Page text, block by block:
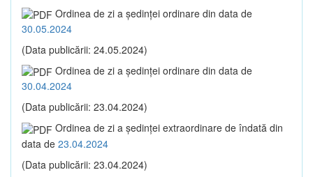
Ordinea de zi a şedinţei ordinare din data de
30.05.2024
(Data publicării: 24.05.2024)
Ordinea de zi a şedinţei ordinare din data de
30.04.2024
(Data publicării: 23.04.2024)
Ordinea de zi a şedinţei extraordinare de îndată din
data de 23.04.2024
(Data publicării: 23.04.2024)